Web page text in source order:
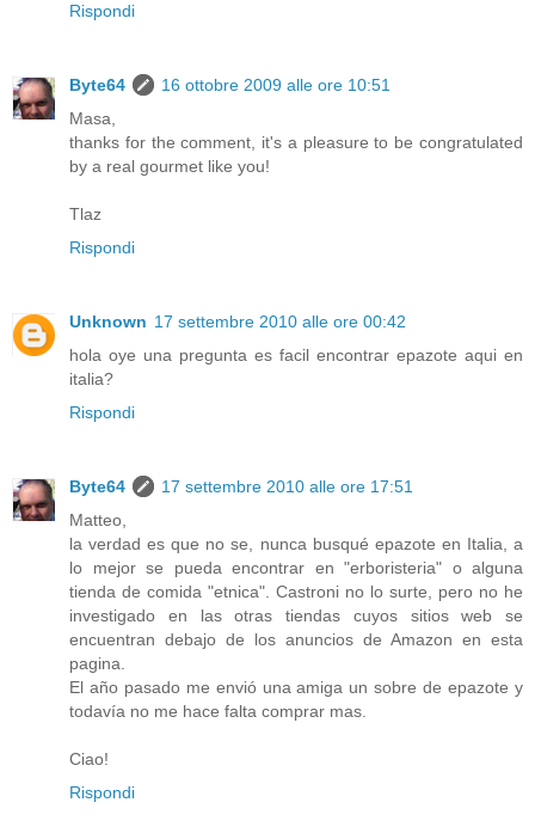
Rispondi
Byte64
16 ottobre 2009 alle ore 10:51
Masa,
thanks for the comment, it's a pleasure to be congratulated
by a real gourmet like you!
Tlaz
Rispondi
Unknown 17 settembre 2010 alle ore 00:42
hola oye una pregunta es facil encontrar epazote aqui en
italia?
Rispondi
Byte64
17 settembre 2010 alle ore 17:51
Matteo,
la verdad es que no se, nunca busqué epazote en Italia, a
lo mejor se pueda encontrar en "erboristeria" o alguna
tienda de comida "etnica". Castroni no lo surte, pero no he
investigado en las otras tiendas cuyos sitios web se
encuentran debajo de los anuncios de Amazon en esta
pagina.
El año pasado me envió una amiga un sobre de epazote y
todavía no me hace falta comprar mas.
Ciao!
Rispondi